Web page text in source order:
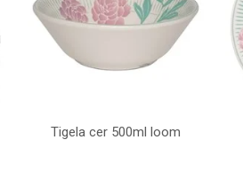
Tigela cer 500ml loom